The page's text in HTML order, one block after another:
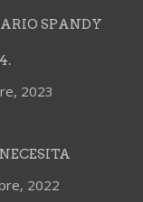
SPANDY
2023
2022